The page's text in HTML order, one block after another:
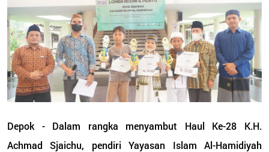
Depok - Dalam rangka menyambut Haul Ke-28 K.H.
Achmad Sjaichu, pendiri Yayasan Islam Al-Hamidiyah